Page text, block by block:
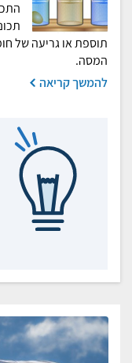
תוספת או גריעה של
המסה.
להמשך קריאה